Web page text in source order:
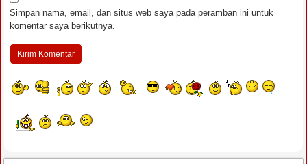
Simpan nama, email, dan situs web saya pada peramban ini untuk
komentar saya berikutnya.